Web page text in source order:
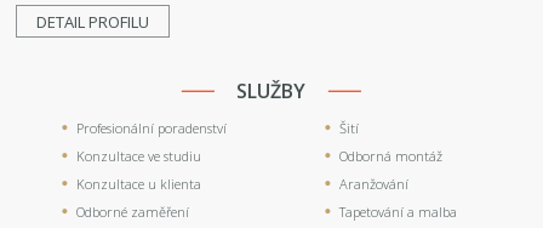
DETAIL PROFILU
SLUŽBY
Profesionální poradenství
Konzultace ve studiu
Konzultace u klienta
Odborné zaměření
Šití
Odborná montáž
Aranžování
Tapetování a malba